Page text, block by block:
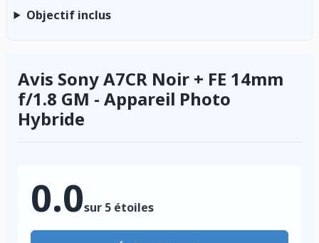
Objectif inclus
Avis Sony A7CR Noir + FE 14mm
f/1.8 GM - Appareil Photo
Hybride
0.0sur 5 étoiles